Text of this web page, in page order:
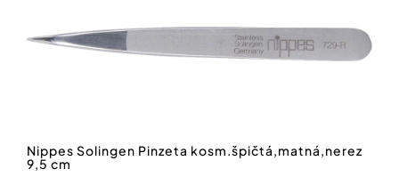
Nippes Solingen Pinzeta kosm.špičtá,matná,nerez
9,5 cm